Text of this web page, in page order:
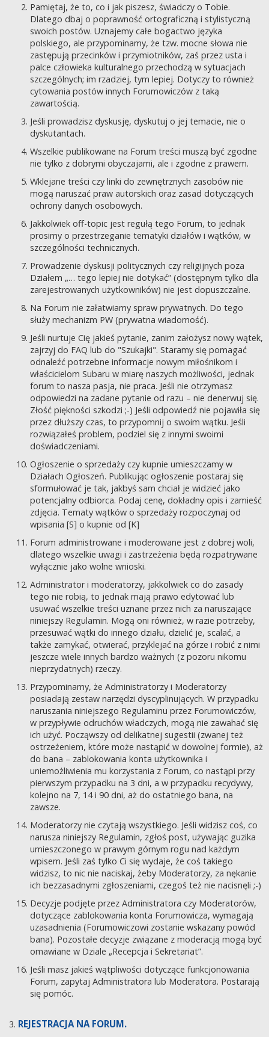
Pamiętaj, że to, co i jak piszesz, świadczy o Tobie.
Dlatego dbaj o poprawność ortograficzną i stylistyczną
swoich postów. Uznajemy całe bogactwo języka
polskiego, ale przypominamy, że tzw. mocne słowa nie
zastępują przecinków i przymiotników, zaś przez usta i
palce człowieka kulturalnego przechodzą w sytuacjach
szczególnych; im rzadziej, tym lepiej. Dotyczy to również
cytowania postów innych Forumowiczów z taką
zawartością.
Jeśli prowadzisz dyskusję, dyskutuj o jej temacie, nie o
dyskutantach.
Wszelkie publikowane na Forum treści muszą być zgodne
nie tylko z dobrymi obyczajami, ale i zgodne z prawem.
Wklejane treści czy linki do zewnętrznych zasobów nie
mogą naruszać praw autorskich oraz zasad dotyczących
ochrony danych osobowych.
Jakkolwiek off-topic jest regułą tego Forum, to jednak
prosimy o przestrzeganie tematyki działów i wątków, w
szczególności technicznych.
Prowadzenie dyskusji politycznych czy religijnych poza
Działem „… tego lepiej nie dotykać” (dostępnym tylko dla
zarejestrowanych użytkowników) nie jest dopuszczalne.
Na Forum nie załatwiamy spraw prywatnych. Do tego
służy mechanizm PW (prywatna wiadomość).
Jeśli nurtuje Cię jakieś pytanie, zanim założysz nowy wątek,
zajrzyj do FAQ lub do "Szukajki". Staramy się pomagać
odnaleźć potrzebne informacje nowym miłośnikom i
właścicielom Subaru w miarę naszych możliwości, jednak
forum to nasza pasja, nie praca. Jeśli nie otrzymasz
odpowiedzi na zadane pytanie od razu – nie denerwuj się.
Złość piękności szkodzi ;-) Jeśli odpowiedź nie pojawiła się
przez dłuższy czas, to przypomnij o swoim wątku. Jeśli
rozwiązałeś problem, podziel się z innymi swoimi
doświadczeniami.
Ogłoszenie o sprzedaży czy kupnie umieszczamy w
Działach Ogłoszeń. Publikując ogłoszenie postaraj się
sformułować je tak, jakbyś sam chciał je widzieć jako
potencjalny odbiorca. Podaj cenę, dokładny opis i zamieść
zdjęcia. Tematy wątków o sprzedaży rozpoczynaj od
wpisania [S] o kupnie od [K]
Forum administrowane i moderowane jest z dobrej woli,
dlatego wszelkie uwagi i zastrzeżenia będą rozpatrywane
wyłącznie jako wolne wnioski.
Administrator i moderatorzy, jakkolwiek co do zasady
tego nie robią, to jednak mają prawo edytować lub
usuwać wszelkie treści uznane przez nich za naruszające
niniejszy Regulamin. Mogą oni również, w razie potrzeby,
przesuwać wątki do innego działu, dzielić je, scalać, a
także zamykać, otwierać, przyklejać na górze i robić z nimi
jeszcze wiele innych bardzo ważnych (z pozoru nikomu
nieprzydatnych) rzeczy.
Przypominamy, że Administratorzy i Moderatorzy
posiadają zestaw narzędzi dyscyplinujących. W przypadku
naruszania niniejszego Regulaminu przez Forumowiczów,
w przypływie odruchów władczych, mogą nie zawahać się
ich użyć. Począwszy od delikatnej sugestii (zwanej też
ostrzeżeniem, które może nastąpić w dowolnej formie), aż
do bana – zablokowania konta użytkownika i
uniemożliwienia mu korzystania z Forum, co nastąpi przy
pierwszym przypadku na 3 dni, a w przypadku recydywy,
kolejno na 7, 14 i 90 dni, aż do ostatniego bana, na
zawsze.
Moderatorzy nie czytają wszystkiego. Jeśli widzisz coś, co
narusza niniejszy Regulamin, zgłoś post, używając guzika
umieszczonego w prawym górnym rogu nad każdym
wpisem. Jeśli zaś tylko Ci się wydaje, że coś takiego
widzisz, to nic nie naciskaj, żeby Moderatorzy, za nękanie
ich bezzasadnymi zgłoszeniami, czegoś też nie nacisnęli ;-)
Decyzje podjęte przez Administratora czy Moderatorów,
dotyczące zablokowania konta Forumowicza, wymagają
uzasadnienia (Forumowiczowi zostanie wskazany powód
bana). Pozostałe decyzje związane z moderacją mogą być
omawiane w Dziale „Recepcja i Sekretariat”.
Jeśli masz jakieś wątpliwości dotyczące funkcjonowania
Forum, zapytaj Administratora lub Moderatora. Postarają
się pomóc.
REJESTRACJA NA FORUM.